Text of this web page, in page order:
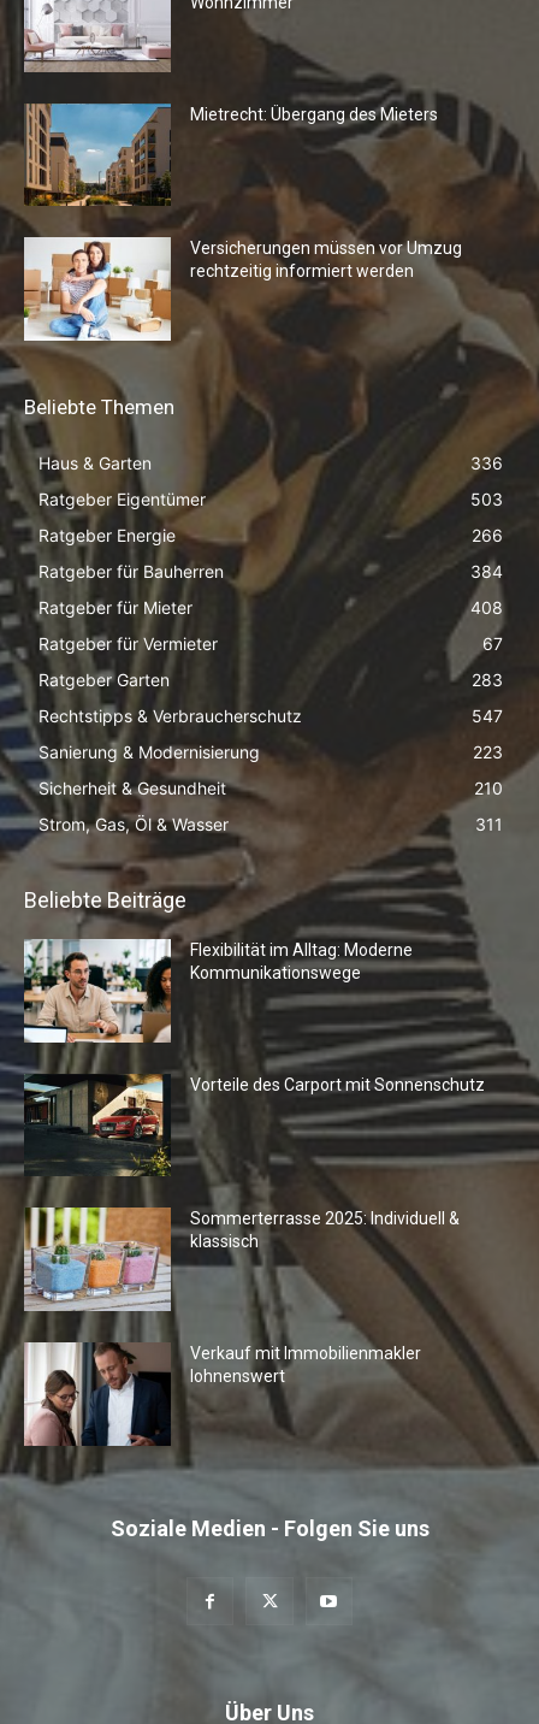
Mietrecht: Übergang des Mieters
Versicherungen müssen vor Umzug
rechtzeitig informiert werden
Beliebte Themen
Haus & Garten
336
Ratgeber Eigentümer
503
Ratgeber Energie
266
Ratgeber für Bauherren
384
Ratgeber für Mieter
408
Ratgeber für Vermieter
67
Ratgeber Garten
283
Rechtstipps & Verbraucherschutz
547
Sanierung & Modernisierung
223
Sicherheit & Gesundheit
210
Strom, Gas, Öl & Wasser
311
Beliebte Beiträge
Flexibilität im Alltag: Moderne
Kommunikationswege
Vorteile des Carport mit Sonnenschutz
Sommerterrasse 2025: Individuell &
klassisch
Verkauf mit Immobilienmakler
lohnenswert
Soziale Medien - Folgen Sie uns
Über Uns